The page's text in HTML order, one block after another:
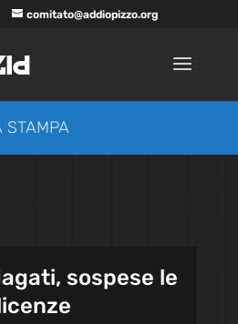
comitato@addiopizzo.org
STAMPA
sospese le